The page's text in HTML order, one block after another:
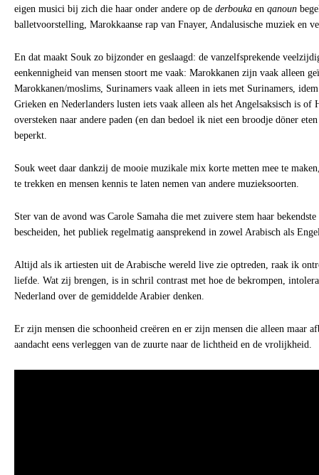
eigen musici bij zich die haar onder andere op de derbouka en qanoun
balletvoorstelling, Marokkaanse rap van Fnayer, Andalusische muziek en
En dat maakt Souk zo bijzonder en geslaagd: de vanzelfsprekende
eenkennigheid van mensen stoort me vaak: Marokkanen zijn vaak alleen
Marokkanen/moslims, Surinamers vaak alleen in iets met Surinamers,
Grieken en Nederlanders lusten iets vaak alleen als het Angelsaksisch is of
oversteken naar andere paden (en dan bedoel ik niet een broodje döner
beperkt.
Souk weet daar dankzij de mooie muzikale mix korte metten mee te
te trekken en mensen kennis te laten nemen van andere muzieksoorten.
Ster van de avond was Carole Samaha die met zuivere stem haar
bescheiden, het publiek regelmatig aansprekend in zowel Arabisch als
Altijd als ik artiesten uit de Arabische wereld live zie optreden, raak ik
liefde. Wat zij brengen, is in schril contrast met hoe de bekrompen,
Nederland over de gemiddelde Arabier denken.
Er zijn mensen die schoonheid creëren en er zijn mensen die alleen maar
aandacht eens verleggen van de zuurte naar de lichtheid en de vrolijkheid.